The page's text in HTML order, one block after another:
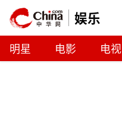
娱乐
明星 电影 电视